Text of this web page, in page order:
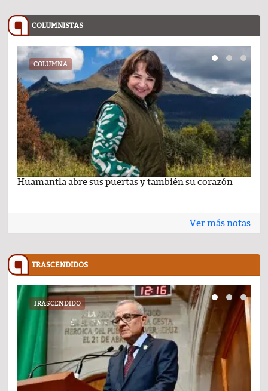
COLUMNISTAS
COLUMNA
Huamantla abre sus puertas y también su corazón
Ver más notas
TRASCENDIDOS
TRASCENDIDO